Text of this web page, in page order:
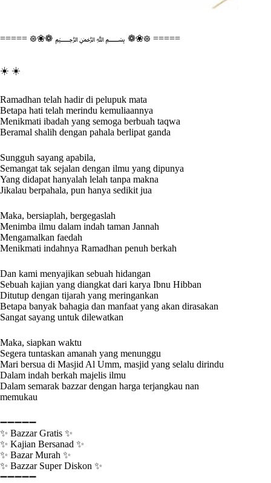
===== ᪥❀❁ ﷽ ❁❀᪥ =====
☀️ ☀️
Ramadhan telah hadir di pelupuk mata
Betapa hati telah merindu kemuliaannya
Menikmati ibadah yang semoga berbuah taqwa
Beramal shalih dengan pahala berlipat ganda
Sungguh sayang apabila,
Semangat tak sejalan dengan ilmu yang dipunya
Yang didapat hanyalah lelah tanpa makna
Jikalau berpahala, pun hanya sedikit jua
Maka, bersiaplah, bergegaslah
Menimba ilmu dalam indah taman Jannah
Mengamalkan faedah
Menikmati indahnya Ramadhan penuh berkah
Dan kami menyajikan sebuah hidangan
Sebuah kajian yang diangkat dari karya Ibnu Hibban
Ditutup dengan tijarah yang meringankan
Betapa banyak bahagia dan manfaat yang akan dirasakan
Sangat sayang untuk dilewatkan
Maka, siapkan waktu
Segera tuntaskan amanah yang menunggu
Mari bersua di Masjid Al Umm, masjid yang selalu dirindu
Dalam indah berkah majelis ilmu
Dalam semarak bazzar dengan harga terjangkau nan
memukau
➖➖➖➖➖
✨ Bazzar Gratis ✨
✨ Kajian Bersanad ✨
✨ Bazar Murah ✨
✨ Bazzar Super Diskon ✨
➖➖➖➖➖